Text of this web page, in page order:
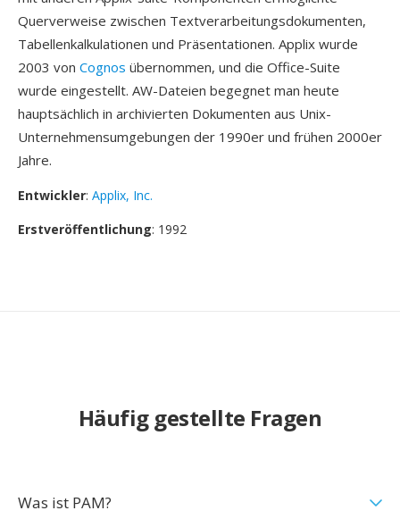
Querverweise zwischen Textverarbeitungsdokumenten,
Tabellenkalkulationen und Präsentationen. Applix wurde
2003 von Cognos übernommen, und die Office-Suite
wurde eingestellt. AW-Dateien begegnet man heute
hauptsächlich in archivierten Dokumenten aus Unix-
Unternehmensumgebungen der 1990er und frühen 2000er
Jahre.
Entwickler: Applix, Inc.
Erstveröffentlichung: 1992
Häufig gestellte Fragen
Was ist PAM?